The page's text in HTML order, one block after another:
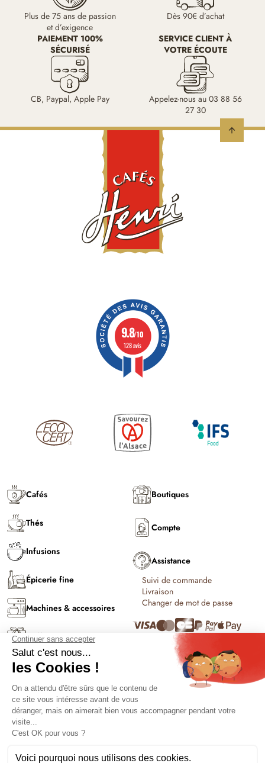
Plus de 75 ans de passion
et d’exigence
Dès 90€ d’achat
PAIEMENT 100%
SÉCURISÉ
CB, Paypal, Apple Pay
SERVICE CLIENT À
VOTRE ÉCOUTE
Appelez-nous au 03 88 56
27 30
9.8/10
128 avis
arrow_upward
Cafés
Thés
Infusions
Épicerie fine
Machines & accessoires
Coffrets & cadeaux
C'est l'été !
Boutiques
Compte
Assistance
Suivi de commande
Livraison
Changer de mot de passe
Solutions PRO
Conditions générales de vente et
Mentions légales